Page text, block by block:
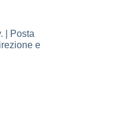
| Posta
e